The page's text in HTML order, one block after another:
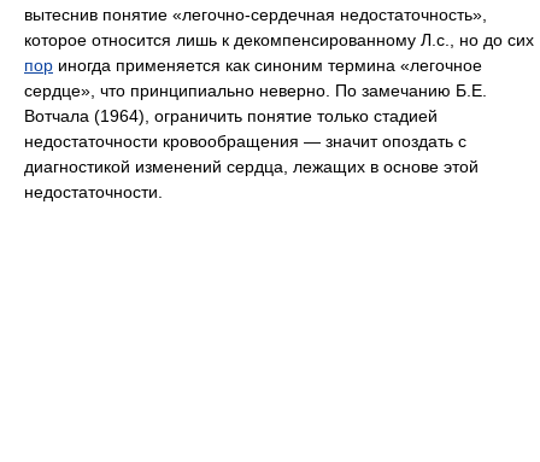
вытеснив понятие «легочно-сердечная недостаточность»,
которое относится лишь к декомпенсированному Л.с., но до сих
пор иногда применяется как синоним термина «легочное
сердце», что принципиально неверно. По замечанию Б.Е.
Вотчала (1964), ограничить понятие только стадией
недостаточности кровообращения — значит опоздать с
диагностикой изменений сердца, лежащих в основе этой
недостаточности.